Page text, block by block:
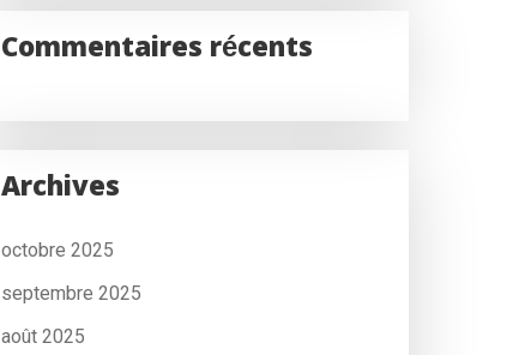
Commentaires récents
Archives
octobre 2025
septembre 2025
août 2025